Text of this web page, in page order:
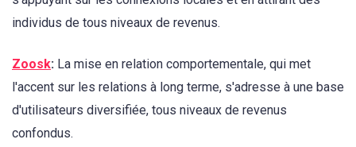
individus de tous niveaux de revenus.
Zoosk: La mise en relation comportementale, qui met
l'accent sur les relations à long terme, s'adresse à une base
d'utilisateurs diversifiée, tous niveaux de revenus
confondus.